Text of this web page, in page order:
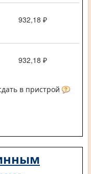
932,18 ₽
932,18 ₽
в пристрой